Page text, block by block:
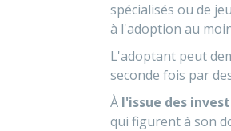
spécialisés ou de
à l'adoption au
L'adoptant peut
seconde fois par
À l'issue des
qui figurent à son